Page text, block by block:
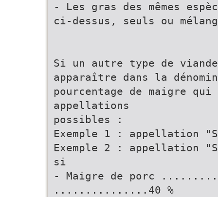
- Les gras des mêmes
ci-dessus, seuls ou
Si un autre type de
apparaître dans la
pourcentage de maigre
appellations
possibles :
Exemple 1 : appellation
Exemple 2 : appellation
si
- Maigre de porc
...............40 %